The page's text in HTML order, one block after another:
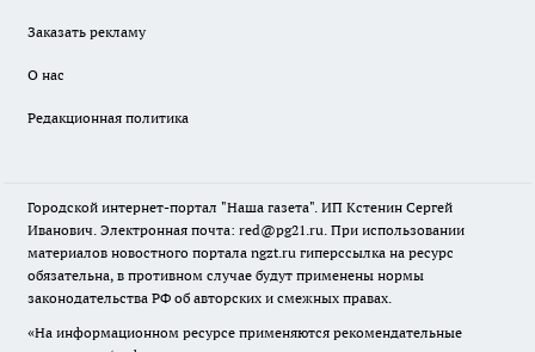
Заказать рекламу
О нас
Редакционная политика
Городской интернет-портал "Наша газета". ИП Кстенин Сергей
Иванович. Электронная почта: red@pg21.ru. При использовании
материалов новостного портала ngzt.ru гиперссылка на ресурс
обязательна, в противном случае будут применены нормы
законодательства РФ об авторских и смежных правах.
«На информационном ресурсе применяются рекомендательные